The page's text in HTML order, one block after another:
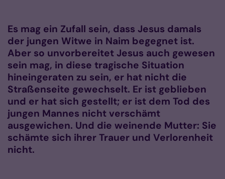
Es mag ein Zufall sein, dass Jesus damals
der jungen Witwe in Naim begegnet ist.
Aber so unvorbereitet Jesus auch gewesen
sein mag, in diese tragische Situation
hineingeraten zu sein, er hat nicht die
Straßenseite gewechselt. Er ist geblieben
und er hat sich gestellt; er ist dem Tod des
jungen Mannes nicht verschämt
ausgewichen. Und die weinende Mutter: Sie
schämte sich ihrer Trauer und Verlorenheit
nicht.